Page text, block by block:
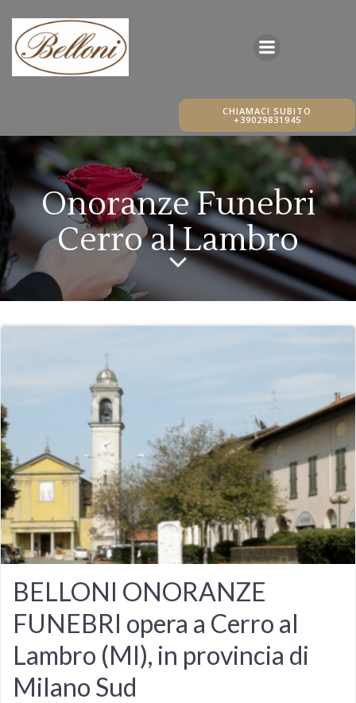
CHIAMACI SUBITO
+39029831945
Onoranze Funebri
Cerro al Lambro
BELLONI ONORANZE
FUNEBRI opera a Cerro al
Lambro (MI), in provincia di
Milano Sud